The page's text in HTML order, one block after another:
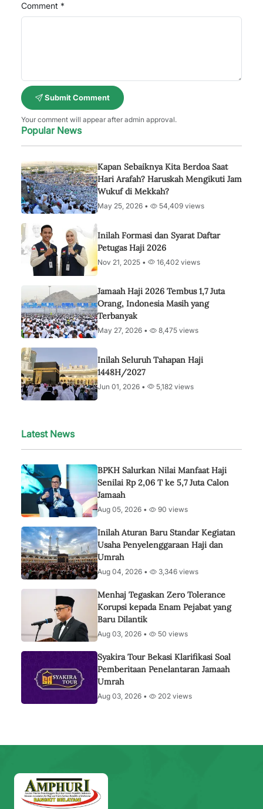
Comment *
Submit Comment
Your comment will appear after admin approval.
Popular News
Kapan Sebaiknya Kita Berdoa Saat
Hari Arafah? Haruskah Mengikuti Jam
Wukuf di Mekkah?
May 25, 2026 • 54,409 views
Inilah Formasi dan Syarat Daftar
Petugas Haji 2026
Nov 21, 2025 • 16,402 views
Jamaah Haji 2026 Tembus 1,7 Juta
Orang, Indonesia Masih yang
Terbanyak
May 27, 2026 • 8,475 views
Inilah Seluruh Tahapan Haji
1448H/2027
Jun 01, 2026 • 5,182 views
Latest News
BPKH Salurkan Nilai Manfaat Haji
Senilai Rp 2,06 T ke 5,7 Juta Calon
Jamaah
Aug 05, 2026 • 90 views
Inilah Aturan Baru Standar Kegiatan
Usaha Penyelenggaraan Haji dan
Umrah
Aug 04, 2026 • 3,346 views
Menhaj Tegaskan Zero Tolerance
Korupsi kepada Enam Pejabat yang
Baru Dilantik
Aug 03, 2026 • 50 views
Syakira Tour Bekasi Klarifikasi Soal
Pemberitaan Penelantaran Jamaah
Umrah
Aug 03, 2026 • 202 views